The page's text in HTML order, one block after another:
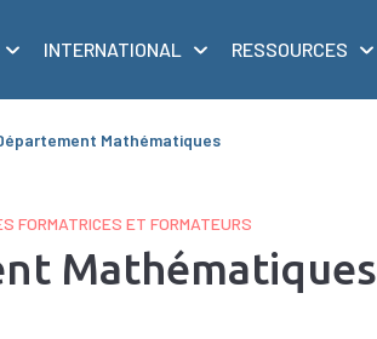
INTERNATIONAL RESSOURCES
Mathématiques
FORMATRICES ET FORMATEURS
Mathématiques